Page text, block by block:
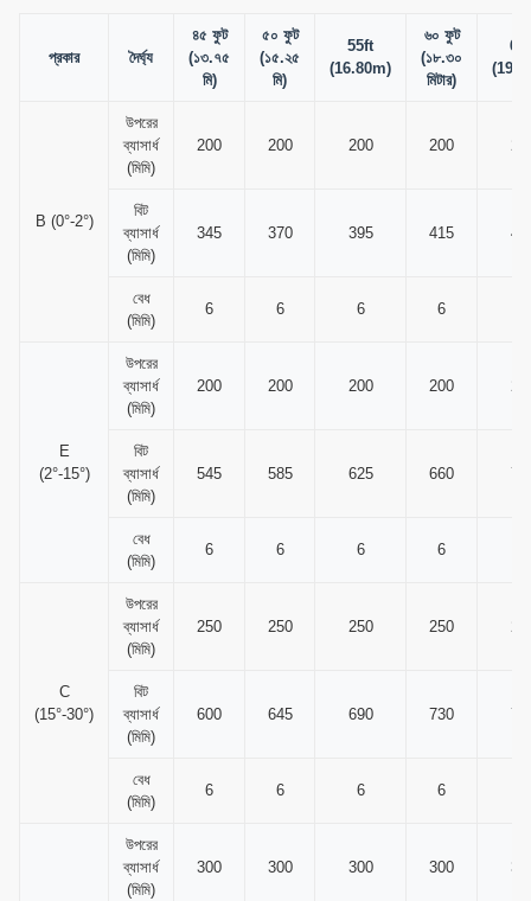
প্রকার দৈর্ঘ্য
৪৫ ফুট
(১৩.৭৫
মি)
৫০ ফুট
(১৫.২৫
মি)
55ft
(16.80m)
৬০ ফুট
(১৮.৩০
মিটার)
B (0°-2°)
উপরের
ব্যাসার্ধ
(মিমি)
200 200 200 200
বিট
ব্যাসার্ধ
(মিমি)
345 370 395 415
বেধ
(মিমি)
6 6 6 6
E
(2°-15°)
উপরের
ব্যাসার্ধ
(মিমি)
200 200 200 200
বিট
ব্যাসার্ধ
(মিমি)
545 585 625 660
বেধ
(মিমি)
6 6 6 6
C
(15°-30°)
উপরের
ব্যাসার্ধ
(মিমি)
250 250 250 250
বিট
ব্যাসার্ধ
(মিমি)
600 645 690 730
বেধ
(মিমি)
6 6 6 6
উপরের
ব্যাসার্ধ
(মিমি)
300 300 300 300